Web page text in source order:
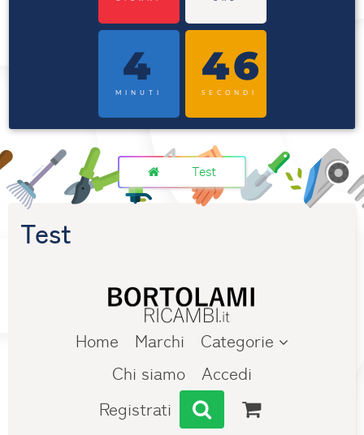
4
MINUTI
46
SECONDI
Test
Test
Home Marchi
Categorie
Chi siamo
Accedi
Registrati